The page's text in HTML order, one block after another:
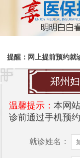
提醒：网上提前预约就
郑州
温馨提示： 本网
诊前通过手机预
就诊姓名：